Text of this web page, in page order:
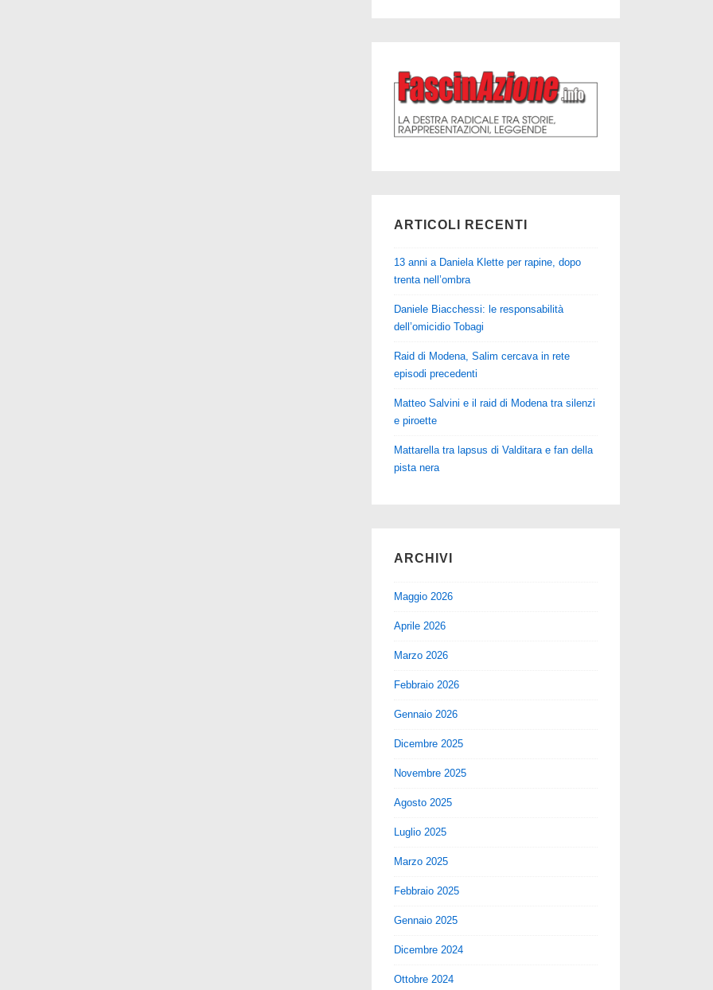
ARTICOLI RECENTI
13 anni a Daniela Klette per rapine, dopo
trenta nell’ombra
Daniele Biacchessi: le responsabilità
dell’omicidio Tobagi
Raid di Modena, Salim cercava in rete
episodi precedenti
Matteo Salvini e il raid di Modena tra silenzi
e piroette
Mattarella tra lapsus di Valditara e fan della
pista nera
ARCHIVI
Maggio 2026
Aprile 2026
Marzo 2026
Febbraio 2026
Gennaio 2026
Dicembre 2025
Novembre 2025
Agosto 2025
Luglio 2025
Marzo 2025
Febbraio 2025
Gennaio 2025
Dicembre 2024
Ottobre 2024